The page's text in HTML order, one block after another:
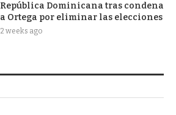
República Dominicana tras condena
a Ortega por eliminar las elecciones
2 weeks ago